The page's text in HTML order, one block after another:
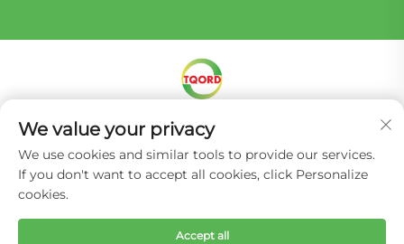
Autorské práva © Miracle Oruide (Kuangčou) Auto
Parts Remanufacturing Co., Ltd. -
Zásady ochrany
súkromia
We value your privacy
We use cookies and similar tools to provide our services.
If you don't want to accept all cookies, click Personalize
cookies.
Accept all